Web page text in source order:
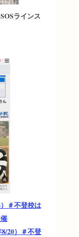
ラインス
＃不登校は
20）＃不登